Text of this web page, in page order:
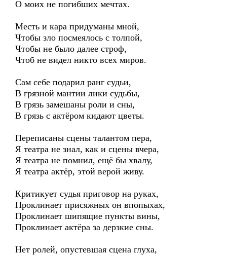
О моих не погибших мечтах.
Месть и кара придуманы мной,
Чтобы зло посмеялось с толпой,
Чтобы не было далее строф,
Чтоб не видел никто всех миров.
Сам себе подарил ранг судьи,
В грязной мантии лики судьбы,
В грязь замешаны роли и сны,
В грязь с актёром кидают цветы.
Переписаны сцены талантом пера,
Я театра не знал, как и сцены вчера,
Я театра не помнил, ещё бы хвалу,
Я театра актёр, этой верой живу.
Критикует судья приговор на руках,
Проклинает присяжных он впопыхах,
Проклинает шипящие пункты вины,
Проклинает актёра за дерзкие сны.
Нет ролей, опустевшая сцена глуха,